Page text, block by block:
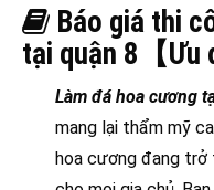
Báo giá thi
tại quận 8【Ưu
Làm đá hoa cương
mang lại thẩm mỹ
hoa cương đang trở